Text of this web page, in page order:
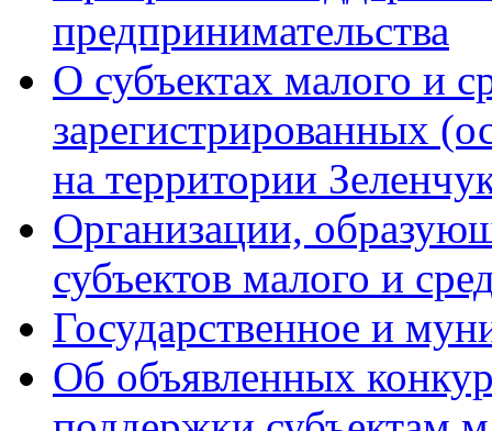
предпринимательства
О субъектах малого и
зарегистрированных
на территории
Организации,
субъектов малого и
Государственное и
Об объявленных